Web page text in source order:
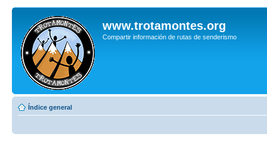
www.trotamontes.org
Compartir información de rutas de senderismo
Índice general